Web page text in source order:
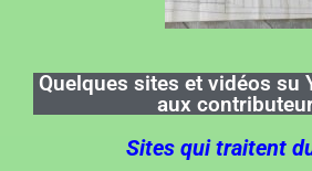
Quelques sites et vidéos su
aux
Sites qui traitent